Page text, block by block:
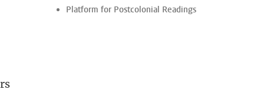
Platform for Postcolonial Readings